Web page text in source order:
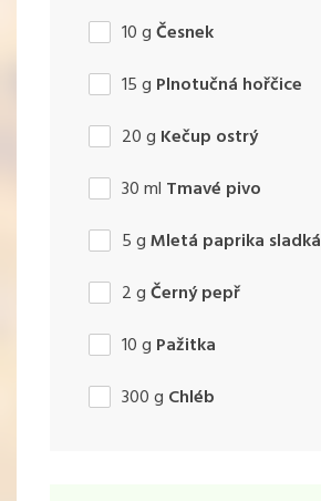
10gČesnek
15g Plnotučná hořčice
20g Kečup ostrý
30ml Tmavé pivo
5gMletá paprika sladká
2gČerný pepř
10g Pažitka
300g Chléb